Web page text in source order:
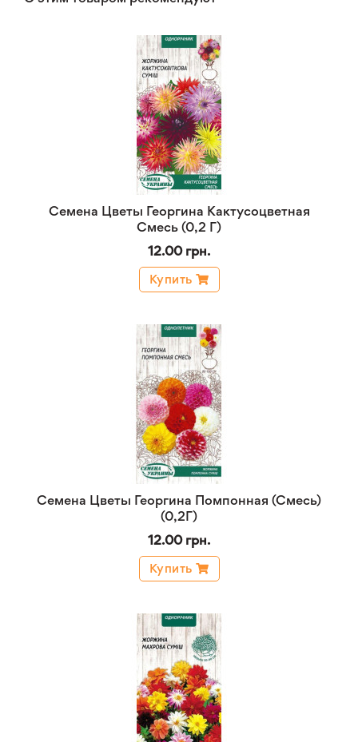
Семена Цветы Георгина Кактусоцветная
Смесь (0,2 Г)
12.00 грн.
Купить
Семена Цветы Георгина Помпонная (Смесь)
(0,2Г)
12.00 грн.
Купить